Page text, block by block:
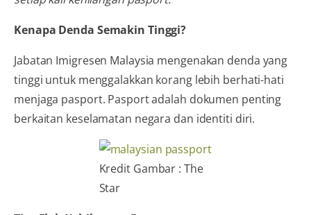
Kenapa Denda Semakin Tinggi?
Jabatan Imigresen Malaysia mengenakan denda yang
tinggi untuk menggalakkan korang lebih berhati-hati
menjaga pasport. Pasport adalah dokumen penting
berkaitan keselamatan negara dan identiti diri.
Kredit Gambar : The
Star